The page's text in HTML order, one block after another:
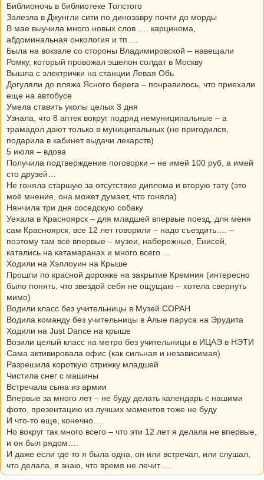
Библионочь в библиотеке Толстого
Залезла в Джунгли сити по динозавру почти до морды
В мае выучила много новых слов …. карцинома,
абдоминальная онкология и тп….
Была на вокзале со стороны Владимировской – навещали
Ромку, который провожал эшелон солдат в Москву
Вышла с электрички на станции Левая Обь
Догуляли до пляжа Ясного берега – понравилось, что приехали
еще на автобусе
Умела ставить уколы целых 3 дня
Узнала, что 8 аптек вокруг подряд немуниципальные – а
трамадол дают только в муниципальных (не пригодился,
подарила в кабинет выдачи лекарств)
5 июля – вдова
Получила подтверждение поговорки – не имей 100 руб, а имей
сто друзей…
Не гоняла старшую за отсутствие диплома и вторую тату (это
моё мнение, она может думает, что гоняла)
Нянчила три дня соседскую собаку
Уехала в Красноярск – для младшей впервые поезд, для меня
сам Красноярск, все 12 лет говорили – надо съездить…. –
поэтому там всё впервые – музеи, набережные, Енисей,
катались на катамаранах и много всего …
Ходили на Хэллоуин на Крыше
Прошли по красной дорожке на закрытие Кремния (интересно
было понять, что звездой себя не ощущаю – хотела свернуть
мимо)
Водили класс без учительницы в Музей СОРАН
Водила команду без учительницы в Алые паруса на Эрудита
Ходили на Just Dance на крыше
Возили целый класс на метро без учительницы в ИЦАЭ в НЭТИ
Сама активировала офис (как сильная и независимая)
Разрешила короткую стрижку младшей
Чистила снег с машины
Встречала сына из армии
Впервые за много лет – не буду делать календарь с нашими
фото, презентацию из лучших моментов тоже не буду
И что-то еще, конечно….
Но вокруг так много всего – что эти 12 лет я делала не впервые,
и он был рядом….
И даже если где то я была одна, он или встречал, или слушал,
что делала, я знаю, что время не лечит….